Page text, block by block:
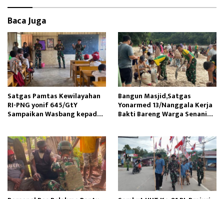
k o
n
Baca Juga
Satgas Pamtas Kewilayahan
RI-PNG yonif 645/GtY
Sampaikan Wasbang kepada
Bangun Masjid,Satgas
Yonarmed 13/Nanggala Kerja
Bakti Bareng Warga Senaning